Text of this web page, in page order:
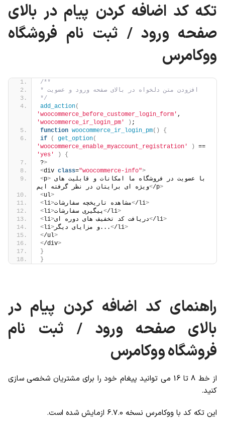
تکه کد اضافه کردن پیام در بالای
صفحه ورود / ثبت نام فروشگاه
ووکامرس
/**
* افزودن متن دلخواه در بالای صفحه ورود و عضویت
*/
add_action(
'woocommerce_before_customer_login_form'
'woocommerce_ir_login_pm'
) ;
function woocommerce_ir_login_pm()
{
if
( get_option(
'woocommerce_enable_myaccount_registration'
)
'yes'
)
{
?>
<div class="woocommerce-info">
<p>
ویژه ای برایتان در نظر گرفته ایم</p>
<ul>
<li>مشاهده تاریخچه سفارشات</li>
<li>پیگیری سفارشات</li>
<li>دریافت کد تخفیف های دوره ای</li>
<li> و مزایای دیگر...</li>
</ul>
</div>
}
}
راهنمای کد اضافه کردن پیام در
بالای صفحه ورود / ثبت نام
فروشگاه ووکامرس
از خط 8 تا 16 می توانید پیغام خود را برای مشتریان شخصی سازی
کنید.
این تکه کد با ووکامرس نسخه 6.7.0 ازمایش شده است.